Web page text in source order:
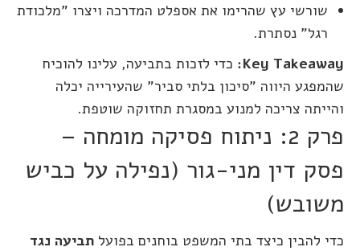
שורשי עץ שהרימו את אספלט המדרכה ויצרו "מלכודת
רגל" נסתרת.
Key Takeaway: כדי לזכות בתביעה, עלינו להוכיח
שהמפגע היווה "סיכון בלתי סביר" שהעירייה יכלה
והייתה צריכה למנוע במסגרת תחזוקה שוטפת.
פרק 2: ניתוח פסיקה מומחה –
פסק דין מני-גור (נפילה על כביש
משובש)
כדי להבין כיצד בתי המשפט בוחנים בפועל תביעה נגד